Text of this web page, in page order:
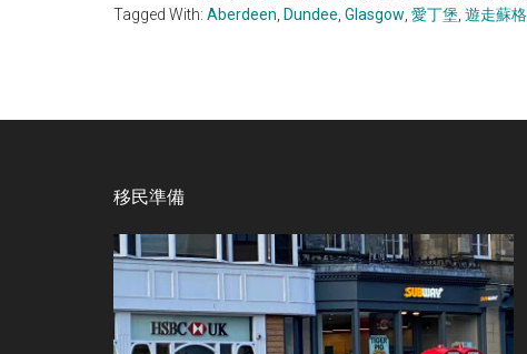
Tagged With: Aberdeen Dundee Glasgow 愛丁堡 遊走蘇
移民準備